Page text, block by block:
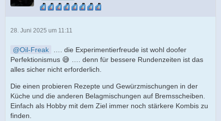
28. Juni 2025 um 11:11
Oil-Freak
…. die Experimentierfreude ist wohl doofer
Perfektionismus 😅 …. denn für bessere Rundenzeiten ist das
alles sicher nicht erforderlich.
Die einen probieren Rezepte und Gewürzmischungen in der
Küche und die anderen Belagmischungen auf Bremsscheiben.
Einfach als Hobby mit dem Ziel immer noch stärkere Kombis zu
finden.